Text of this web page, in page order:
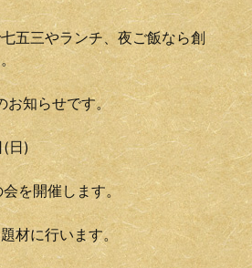
五三やランチ、夜ご飯なら創
お知らせです。
(日)
会を開催します。
材に行います。